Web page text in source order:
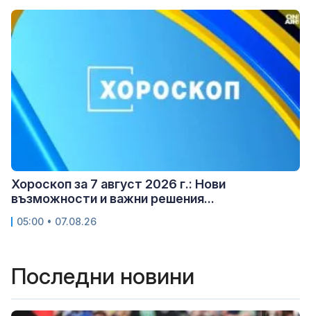
Хороскоп за 7 август 2026 г.: Нови
възможности и важни решения...
05:00 • 07.08.26
Последни новини